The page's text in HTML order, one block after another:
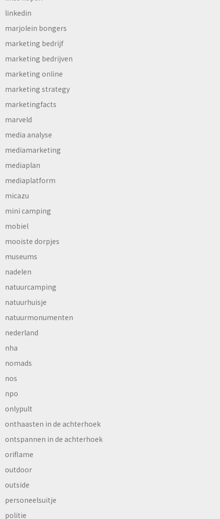
linkedin
marjolein bongers
marketing bedrijf
marketing bedrijven
marketing online
marketing strategy
marketingfacts
marveld
media analyse
mediamarketing
mediaplan
mediaplatform
micazu
mini camping
mobiel
mooiste dorpjes
museums
nadelen
natuurcamping
natuurhuisje
natuurmonumenten
nederland
nha
nomads
nos
npo
onlypult
onthaasten in de achterhoek
ontspannen in de achterhoek
oriflame
outdoor
outside
personeelsuitje
politie